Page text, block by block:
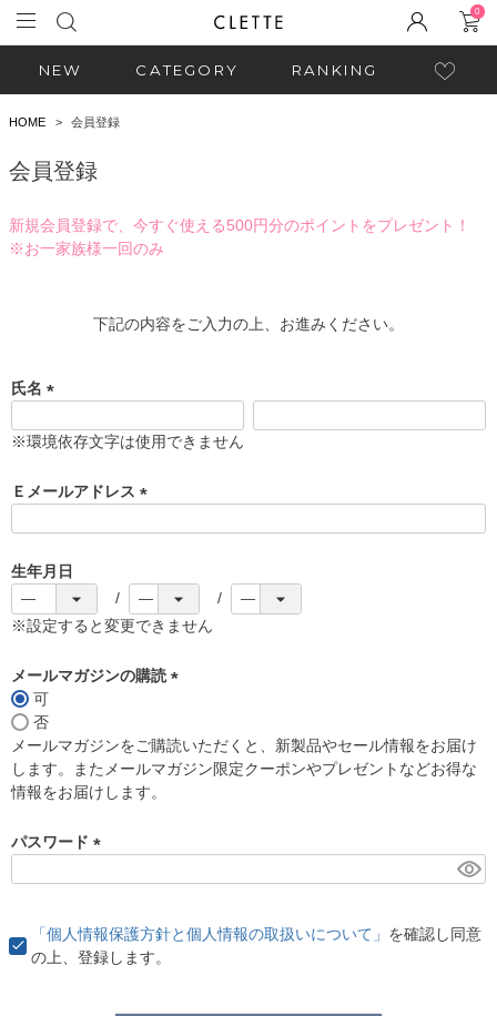
0
NEW CATEGORY RANKING
HOME 会員登録
会員登録
新規会員登録で、今すぐ使える500円分のポイントをプレゼント！
※お一家族様一回のみ
下記の内容をご入力の上、お進みください。
氏名
必
)
※環境依存文字は使用できません
Ｅメールアドレス
)
生年月日
※設定すると変更できません
メールマガジンの購読
須
)
可
否
メールマガジンをご購読いただくと、新製品やセール情報をお届け
します。またメールマガジン限定クーポンやプレゼントなどお得な
情報をお届けします。
パスワード
)
「個人情報保護方針と個人情報の取扱いについて」 を確認し同意
の上、登録します。